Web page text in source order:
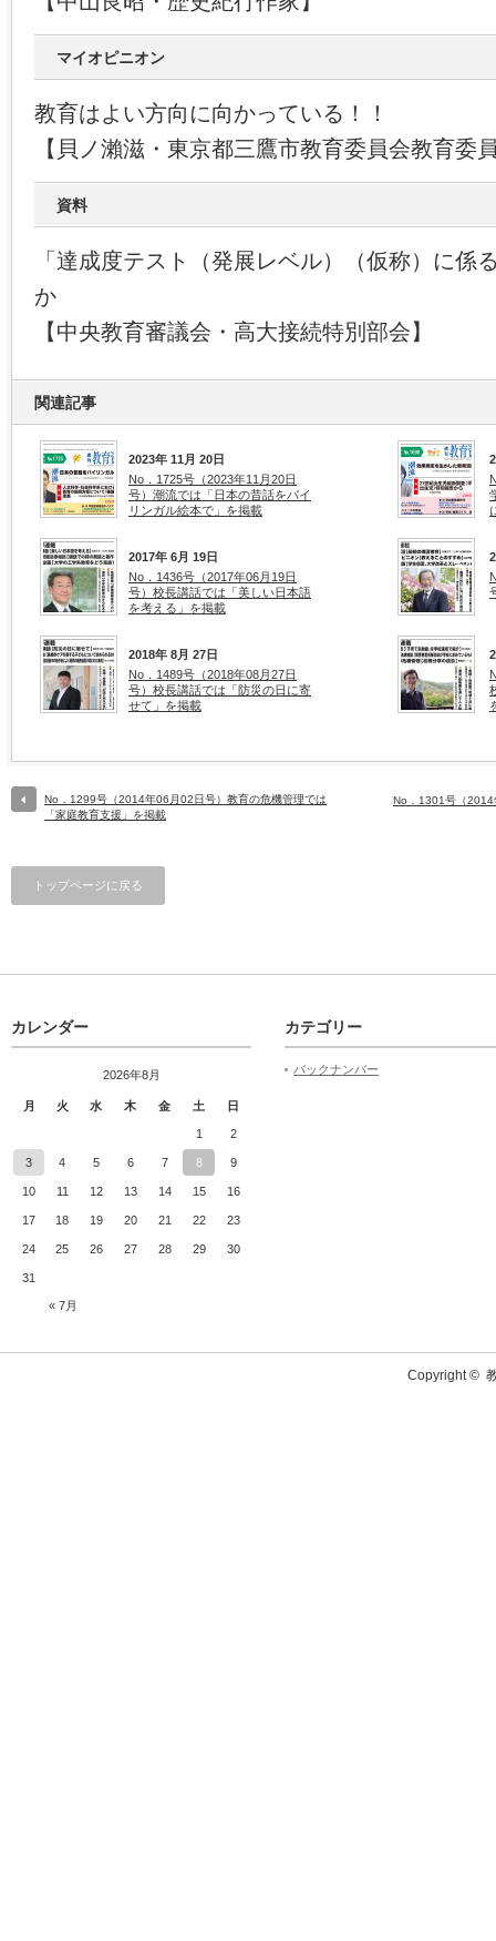
マイオピニオン
教育はよい方向に向かっている！！
【貝ノ瀨滋・東京都三鷹市教育委員会教育委
資料
「達成度テスト（発展レベル）（仮称）に係
か
【中央教育審議会・高大接続特別部会】
関連記事
2023年 11月 20日
No．1725号（2023年11月20日
号）潮流では「日本の昔話をバイ
リンガル絵本で」を掲載
2017年 6月 19日
No．1436号（2017年06月19日
号）校長講話では「美しい日本語
を考える」を掲載
2018年 8月 27日
No．1489号（2018年08月27日
号）校長講話では「防災の日に寄
せて」を掲載
No．1299号（2014年06月02日号）教育の危機管理では
「家庭教育支援」を掲載
No．1301号（2014
トップページに戻る
カレンダー
2026年8月
月 火 水 木 金 土 日
« 7月
1 2
3 4 5 6 7 8 9
10 11 12 13 14 15 16
17 18 19 20 21 22 23
24 25 26 27 28 29 30
31
カテゴリー
バックナンバー
Copyright ©